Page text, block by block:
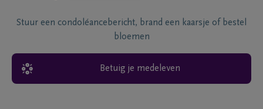
Stuur een condoléancebericht, brand een kaarsje of bestel
bloemen
Betuig je medeleven